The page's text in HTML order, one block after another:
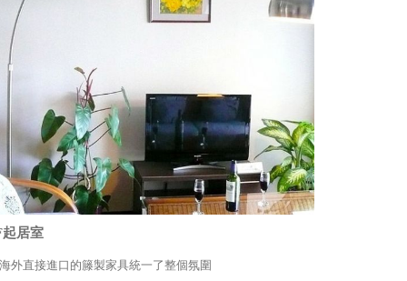
起居室
外直接進口的籐製家具統一了整個氛圍